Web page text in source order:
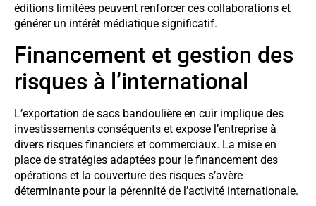
éditions limitées peuvent renforcer ces collaborations et
générer un intérêt médiatique significatif.
Financement et gestion des
risques à l’international
L’exportation de sacs bandoulière en cuir implique des
investissements conséquents et expose l’entreprise à
divers risques financiers et commerciaux. La mise en
place de stratégies adaptées pour le financement des
opérations et la couverture des risques s’avère
déterminante pour la pérennité de l’activité internationale.